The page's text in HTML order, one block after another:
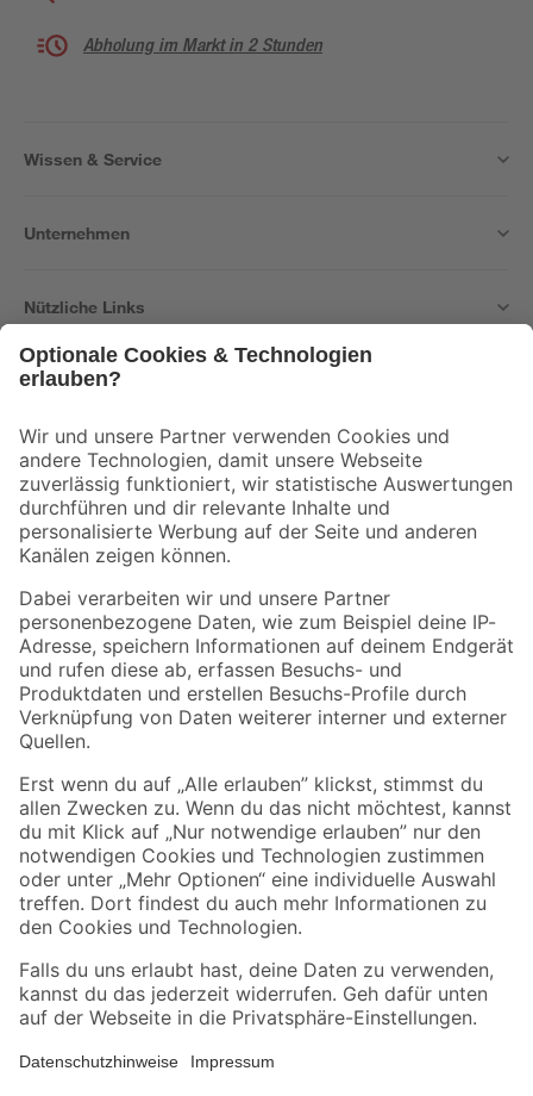
Abholung im Markt in 2 Stunden
Wissen & Service
Unternehmen
Nützliche Links
Der toom Newsletter: Keine Angebote und Aktionen mehr verpassen!
Zur Newsletter Anmeldung
Folge uns
Zahlungsarten Versandarten
Sicher einkaufen
Jetzt die toom-App herunterladen
Alle Preisangaben in EUR inkl. gesetzl. MwSt.. Die dargestellten Angebote sind unter
Umständen nicht in allen Märkten verfügbar. Die angegebenen Verfügbarkeiten beziehen
Produkte nur solange der Vorrat reicht.
*Paketversand ab 59 € versandkostenfrei, gilt nicht für Artikel mit Speditionsversand, hier